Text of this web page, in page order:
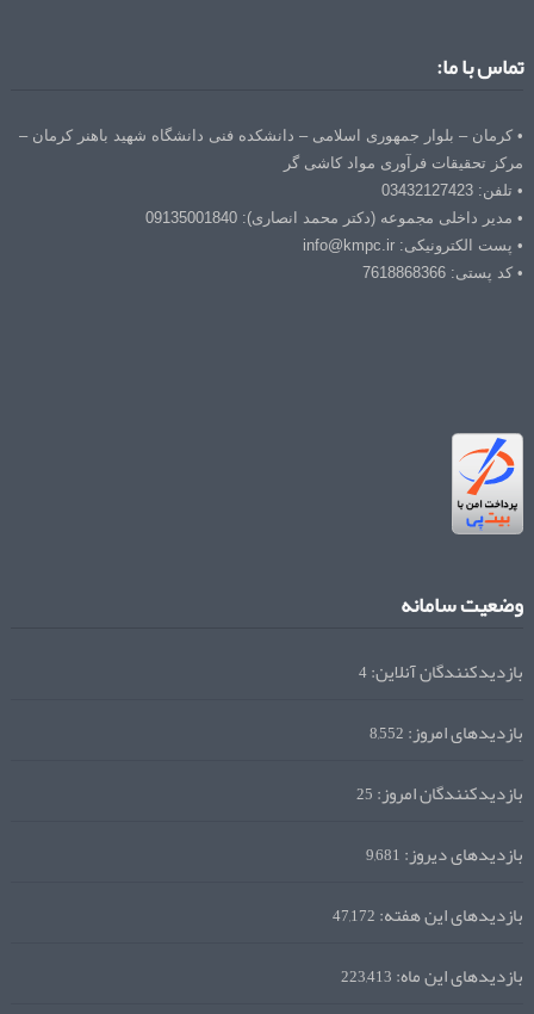
تماس با ما:
• کرمان – بلوار جمهوری اسلامی – دانشکده فنی دانشگاه شهید باهنر کرمان –
مرکز تحقیقات فرآوری مواد کاشی گر
• تلفن: 03432127423
• مدیر داخلی مجموعه (دکتر محمد انصاری): 09135001840
• پست الکترونیکی: info@kmpc.ir
• کد پستی: 7618868366
وضعیت سامانه
بازدیدکنندگان آنلاین:4
بازدیدهای امروز:8,552
بازدیدکنندگان امروز:25
بازدیدهای دیروز:9,681
بازدیدهای این هفته:47,172
بازدیدهای این ماه:223,413